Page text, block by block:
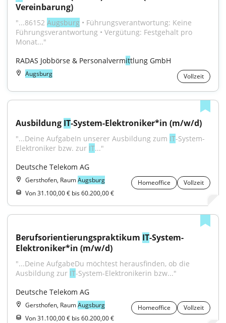
Vereinbarung)
"...86152 Augsburg • Führungsverantwortung: Keine
Führungsverantwortung • Vergütung: Festgehalt pro
Monat..."
RADAS Jobbörse & Personalvermittlung GmbH
Augsburg Vollzeit
Ausbildung IT-System-Elektroniker*in (m/w/d)
"...Deine AufgabeIn unserer Ausbildung zum IT-System-
Elektroniker bzw. zur IT..."
Deutsche Telekom AG
Gersthofen, RaumAugsburg Homeoffice
Vollzeit
Von 31.100,00 € bis 60.200,00 €
Berufsorientierungspraktikum IT-System-
Elektroniker*in (m/w/d)
"...Deine AufgabeDu möchtest herausfinden, ob die
Ausbildung zur IT-System-Elektronikerin bzw..."
Deutsche Telekom AG
Gersthofen, RaumAugsburg Homeoffice
Vollzeit
Von 31.100,00 € bis 60.200,00 €